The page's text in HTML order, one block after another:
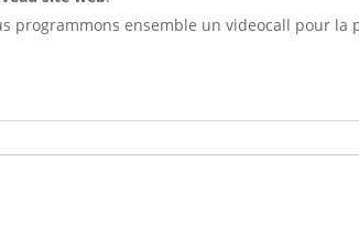
programmons ensemble un videocall pour